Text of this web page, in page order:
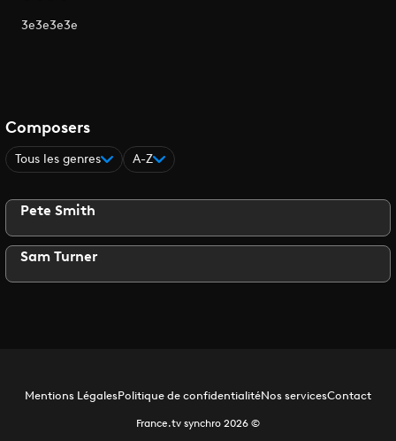
3e3e3e3e
Composers
Tous les genres A-Z
Pete Smith
Sam Turner
Mentions LégalesPolitique de confidentialitéNos servicesContact
France.tv synchro 2026 ©